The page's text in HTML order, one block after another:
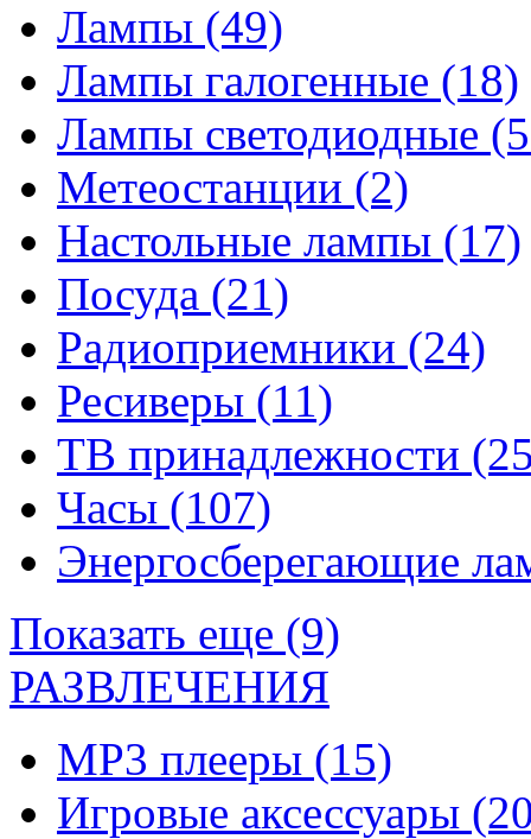
Лампы (49)
Лампы галогенные (18)
Лампы светодиодные
Метеостанции (2)
Настольные лампы (17)
Посуда (21)
Радиоприемники (24)
Ресиверы (11)
ТВ принадлежности
Часы (107)
Энергосберегающие
Показать еще (9)
РАЗВЛЕЧЕНИЯ
MP3 плееры (15)
Игровые аксессуары